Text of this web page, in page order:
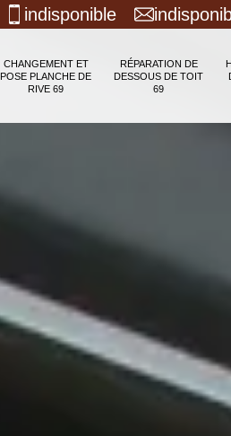
indisponible
CHANGEMENT ET
POSE PLANCHE DE
RIVE 69
RÉPARATION DE
DESSOUS DE TOIT
69